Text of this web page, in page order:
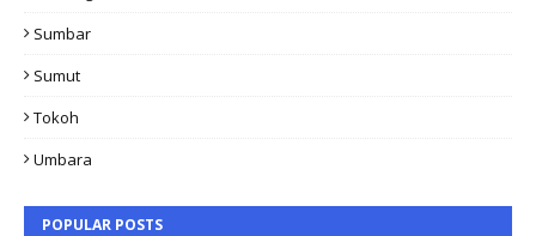
Sumbar
Sumut
Tokoh
Umbara
POPULAR POSTS